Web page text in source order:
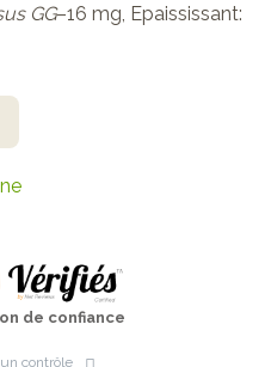
GG–16 mg, Epaississant:
de confiance
contrôle